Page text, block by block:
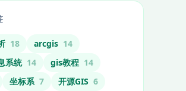
18 arcgis 14
系统 14 gis教程 14
坐标系 7 开源GIS 6